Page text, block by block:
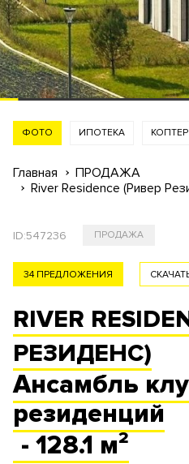
ФОТО ИПОТЕКА
Главная
ПРОДАЖА
River Residence (Ривер
ID:547236 ПРОДАЖА
34 ПРЕДЛОЖЕНИЯ
RIVER
РЕЗИДЕНС)
Ансамбль
резиденций
- 128.1 м²